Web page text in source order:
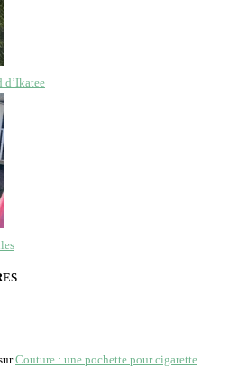
d’Ikatee
Couture : une pochette pour cigarette